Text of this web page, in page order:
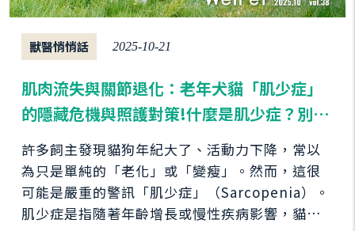
獸醫悄悄話 2025-10-21
肌肉流失與關節退化：老年犬貓「肌少症」
的隱藏危機與照護對策!什麼是肌少症？別誤
以為只是單純變瘦！
許多飼主發現貓狗年紀大了、活動力下降，常以
為只是單純的「老化」或「變瘦」。然而，這很
可能是嚴重的警訊「肌少症」（Sarcopenia）。
肌少症是指隨著年齡增長或慢性疾病影響，貓狗